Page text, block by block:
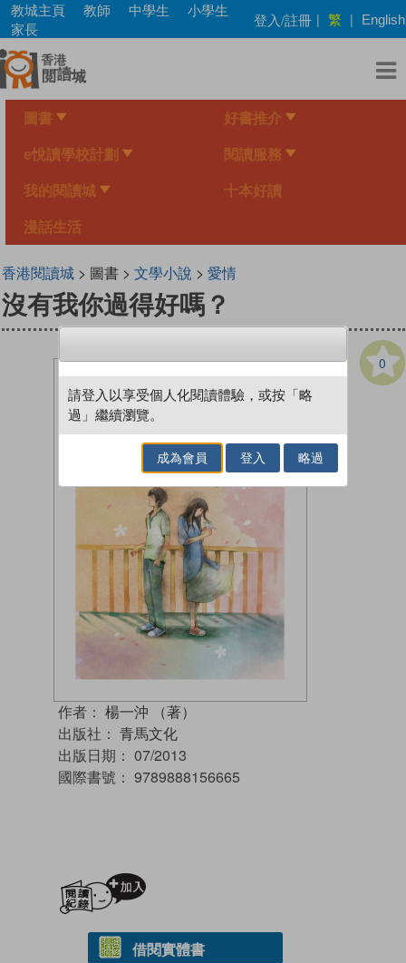
Skip
main
content
教城主頁 教師 中學生
小學生
家長
登入/註冊 | 繁 | English
圖書 好書推介
e悅讀學校計劃 閱讀服務
我的閱讀城 十本好讀
漫話生活
香港閱讀城> 圖書 > 文學小說 > 愛情
沒有我你過得好嗎？
0
作者： 楊一沖 （著）
出版社： 青馬文化
出版日期： 07/2013
國際書號： 9789888156665
借閱實體書
請登入以享受個人化閱讀體驗，或按「略
過」繼續瀏覽。
成為會員 登入 略過